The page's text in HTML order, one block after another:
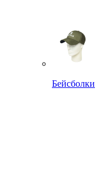
Бейсболки